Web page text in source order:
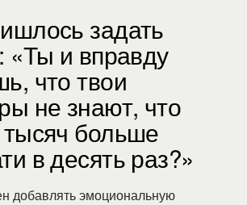
задать
«Ты и вправду
что твои
не знают, что
больше
в десять раз?»
добавлять эмоциональную